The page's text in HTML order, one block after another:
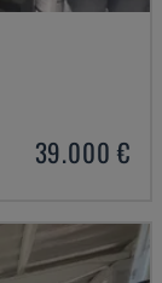
39.000 €